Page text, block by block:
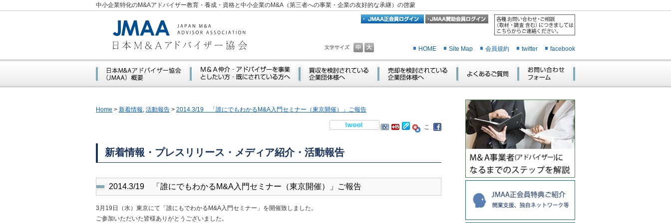
中小企業特化のM&Aアドバイザー教育・養成・資格と中小企業のM&A（第三者への事業・企業の友好的な承継）の啓蒙
HOME Site Map 会員規約 twitter facebook
Home > 新着情報, 活動報告 > 2014.3/19 「誰にでもわかるM&A入門セミナー（東京開催）」ご報告
新着情報・プレスリリース・メディア紹介・活動報告
2014.3/19 「誰にでもわかるM&A入門セミナー（東京開催）」ご報告
3月19日（水）東京にて「誰にもでわかるM&A入門セミナー」を開催致しました。
ご参加いただいた皆様ありがとうございました。